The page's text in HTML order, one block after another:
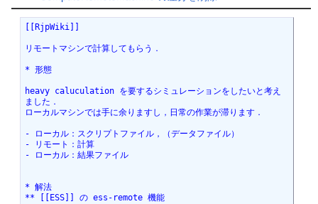
[[RjpWiki]]
リモートマシンで計算してもらう．
* 形態
heavy caluculation を要するシミュレーションをしたいと考え
ました．
ローカルマシンでは手に余りますし，日常の作業が滞ります．
- ローカル：スクリプトファイル，（データファイル）
- リモート：計算
- ローカル：結果ファイル
* 解法
** [[ESS]] の ess-remote 機能